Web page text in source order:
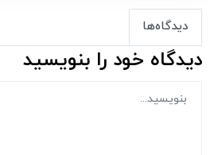
دیدگاه‌ها
دیدگاه خود را بنویسید